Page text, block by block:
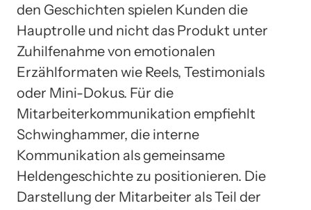
den Geschichten spielen Kunden die
Hauptrolle und nicht das Produkt unter
Zuhilfenahme von emotionalen
Erzählformaten wie Reels, Testimonials
oder Mini-Dokus. Für die
Mitarbeiterkommunikation empfiehlt
Schwinghammer, die interne
Kommunikation als gemeinsame
Heldengeschichte zu positionieren. Die
Darstellung der Mitarbeiter als Teil der